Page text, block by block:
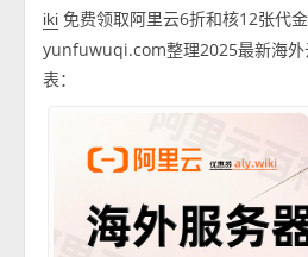
iki 免费领取阿里云6折和核12张代
yunfuwuqi.com整理2025最新海外
表：